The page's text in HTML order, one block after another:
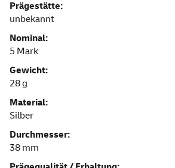
Prägestätte:
unbekannt
Nominal:
5 Mark
Gewicht:
28 g
Material:
Silber
Durchmesser:
38 mm